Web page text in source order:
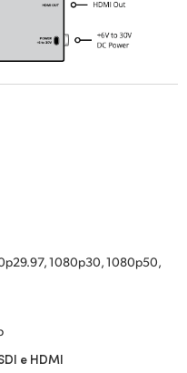
1080p30, 1080p50,
e HDMI